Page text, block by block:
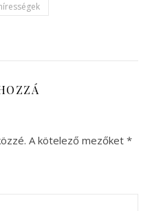
A kötelező mezőket *